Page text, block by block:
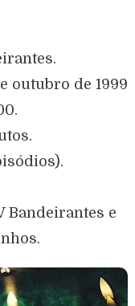
outubro de 1999
Bandeirantes e